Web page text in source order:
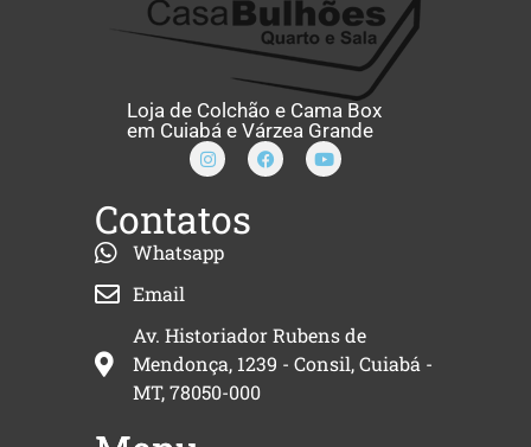
Loja de Colchão e Cama Box
em Cuiabá e Várzea Grande
Contatos
Whatsapp
Email
Av. Historiador Rubens de
Mendonça, 1239 - Consil, Cuiabá -
MT, 78050-000